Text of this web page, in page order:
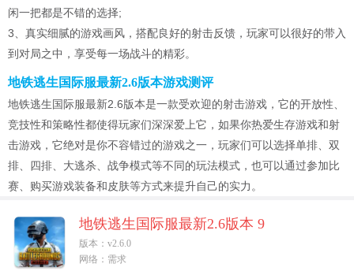
闲一把都是不错的选择;
3、真实细腻的游戏画风，搭配良好的射击反馈，玩家可以很好的带入
到对局之中，享受每一场战斗的精彩。
地铁逃生国际服最新2.6版本游戏测评
地铁逃生国际服最新2.6版本是一款受欢迎的射击游戏，它的开放性、
竞技性和策略性都使得玩家们深深爱上它，如果你热爱生存游戏和射
击游戏，它绝对是你不容错过的游戏之一，玩家们可以选择单排、双
排、四排、大逃杀、战争模式等不同的玩法模式，也可以通过参加比
赛、购买游戏装备和皮肤等方式来提升自己的实力。
地铁逃生国际服最新2.6版本 9
版本：v2.6.0
网络：需求